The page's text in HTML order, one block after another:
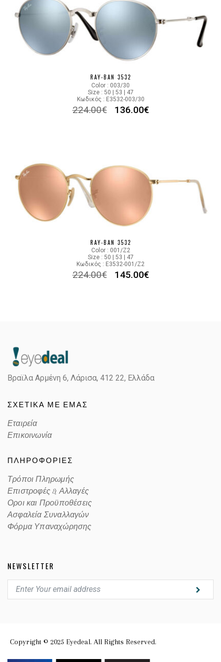
RAY-BAN 3532
Color : 003/30
Size : 50 | 53 | 47
Κωδικός : E3532-003/30
224.00€ 136.00€
RAY-BAN 3532
Color : 001/Z2
Size : 50 | 53 | 47
Κωδικός : E3532-001/Z2
224.00€ 145.00€
Βραϊλα Αρμένη 6, Λάρισα, 412 22, Ελλάδα
ΣΧΕΤΙΚΑ ΜΕ ΕΜΑΣ
Εταιρεία
Επικοινωνία
ΠΛΗΡΟΦΟΡΙΕΣ
Τρόποι Πληρωμής
Επιστροφές & Αλλαγές
Οροι και Προϋποθέσεις
Ασφαλεία Συναλλαγών
Φόρμα Υπαναχώρησης
NEWSLETTER
Copyright © 2025 Eyedeal. All Rights Reserved.